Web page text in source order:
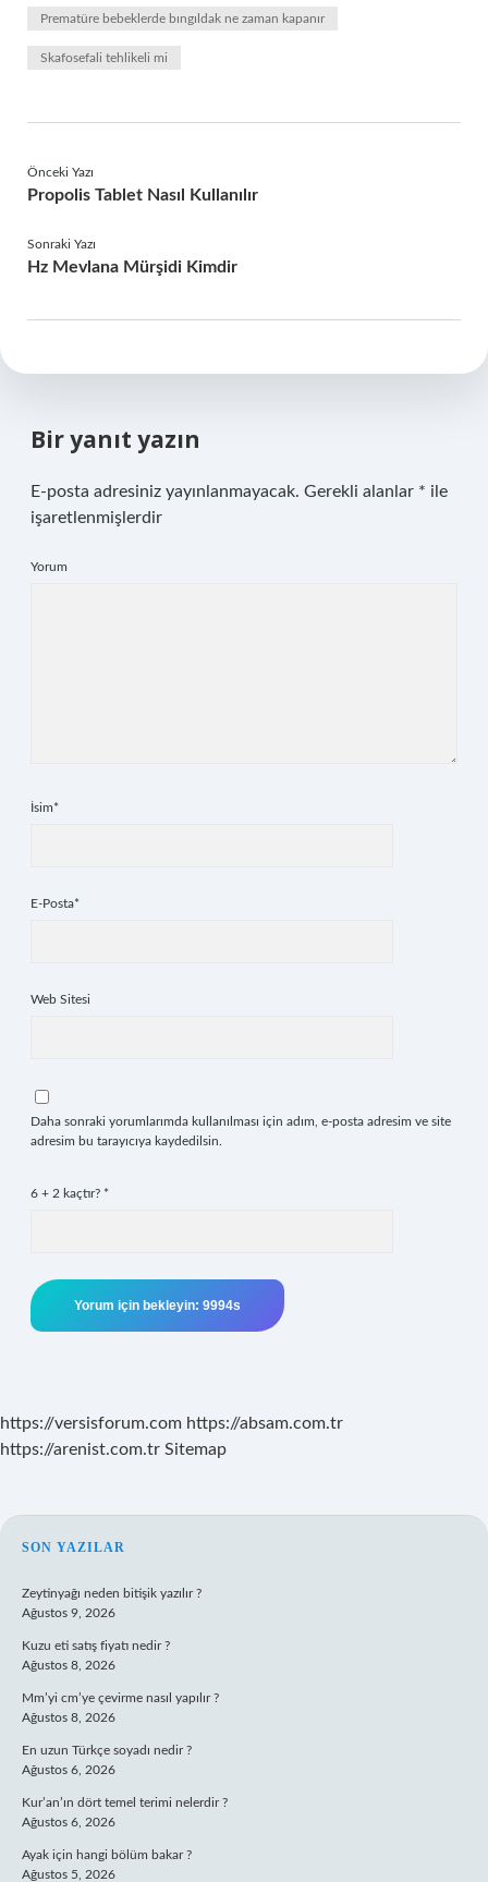
Prematüre bebeklerde bıngıldak ne zaman kapanır
Skafosefali tehlikeli mi
Önceki Yazı
Propolis Tablet Nasıl Kullanılır
Sonraki Yazı
Hz Mevlana Mürşidi Kimdir
Bir yanıt yazın
E-posta adresiniz yayınlanmayacak. Gerekli alanlar * ile
işaretlenmişlerdir
Yorum
İsim*
E-Posta*
Web Sitesi
Daha sonraki yorumlarımda kullanılması için adım, e-posta adresim ve site
adresim bu tarayıcıya kaydedilsin.
6 + 2 kaçtır? *
https://versisforum.com https://absam.com.tr
https://arenist.com.tr Sitemap
SIDEBAR
SON YAZILAR
Zeytinyağı neden bitişik yazılır ?
Ağustos 9, 2026
Kuzu eti satış fiyatı nedir ?
Ağustos 8, 2026
Mm’yi cm’ye çevirme nasıl yapılır ?
Ağustos 8, 2026
En uzun Türkçe soyadı nedir ?
Ağustos 6, 2026
Kur’an’ın dört temel terimi nelerdir ?
Ağustos 6, 2026
Ayak için hangi bölüm bakar ?
Ağustos 5, 2026